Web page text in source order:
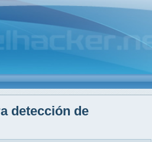
detección de